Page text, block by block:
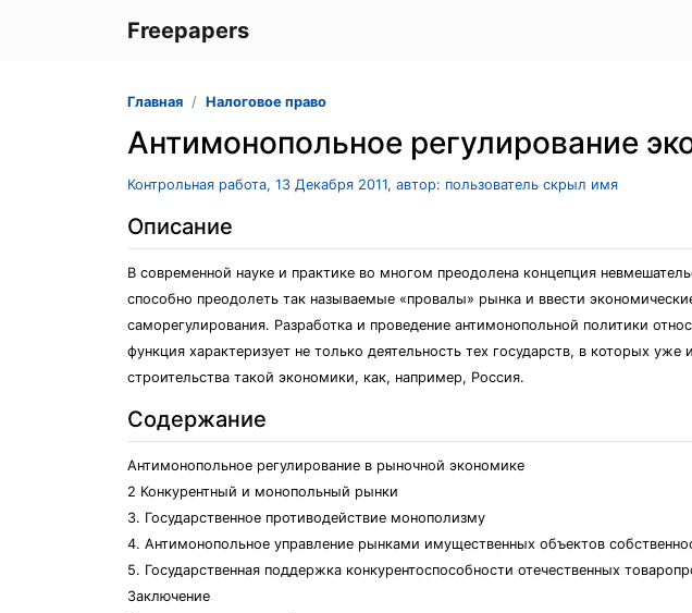
Freepapers
Главная Налоговое право
Антимонопольное регулирование
Контрольная работа, 13 Декабря 2011, автор: пользователь скрыл имя
Описание
В современной науке и практике во многом преодолена концепция
способно преодолеть так называемые «провалы» рынка и ввести
саморегулирования. Разработка и проведение антимонопольной политики
функция характеризует не только деятельность тех государств, в которых
строительства такой экономики, как, например, Россия.
Содержание
Антимонопольное регулирование в рыночной экономике
2 Конкурентный и монопольный рынки
3. Государственное противодействие монополизму
4. Антимонопольное управление рынками имущественных объектов
5. Государственная поддержка конкурентоспособности отечественных
Заключение